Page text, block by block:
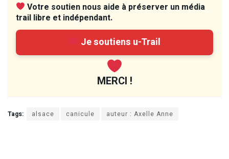
Votre soutien nous aide à préserver un média
trail libre et indépendant.
Je soutiens u-Trail
MERCI !
Tags: alsace canicule auteur : Axelle Anne